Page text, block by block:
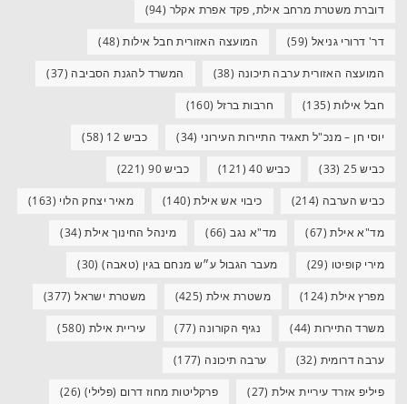
דוברת משטרת מרחב אילת, פקד אפרת אקלר (94)
דר' דרורי גניאל (59) המועצה האזורית חבל אילות(48)
המועצה האזורית ערבה תיכונה (38) המשרד להגנת הסביבה (37)
חבל אילות(135) חרבות ברזל (160)
יוסי חן – מנכ"ל תאגיד התיירות העירוני (34) כביש 12 (58)
כביש 25 (33) כביש 40 (121) כביש 90 (221)
כביש הערבה (214) כיבוי אש אילת(140) מאיר יצחק הלוי (163)
מד"א אילת(67) מד"א נגב(66) מינהל החינוך אילת(34)
מירי קופיטו (29) מעבר הגבול ע״ש מנחם בגין (טאבה)(30)
מפרץ אילת(124) משטרת אילת (425) משטרת ישראל(377)
משרד התיירות(44) נגיף הקורונה (77) עיריית אילת (580)
ערבה דרומית (32) ערבה תיכונה (177)
פיליפ אזרד עיריית אילת(27) פרקליטות מחוז דרום (פלילי) (26)